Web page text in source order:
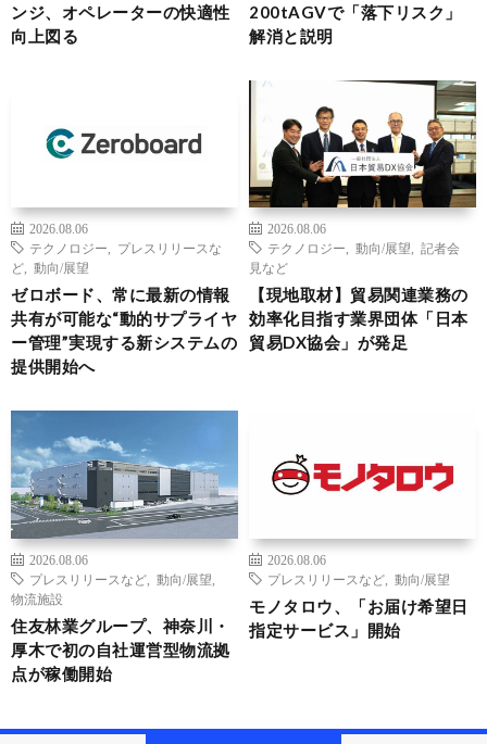
ンジ、オペレーターの快適性
向上図る
200tAGVで「落下リスク」
解消と説明
2026.08.06
テクノロジー
プレスリリースな
ど
動向/展望
ゼロボード、常に最新の情報
共有が可能な“動的サプライヤ
ー管理”実現する新システムの
提供開始へ
2026.08.06
テクノロジー
動向/展望
記者会
見など
【現地取材】貿易関連業務の
効率化目指す業界団体「日本
貿易DX協会」が発足
2026.08.06
プレスリリースなど
動向/展望
物流施設
住友林業グループ、神奈川・
厚木で初の自社運営型物流拠
点が稼働開始
2026.08.06
プレスリリースなど
動向/展望
モノタロウ、「お届け希望日
指定サービス」開始